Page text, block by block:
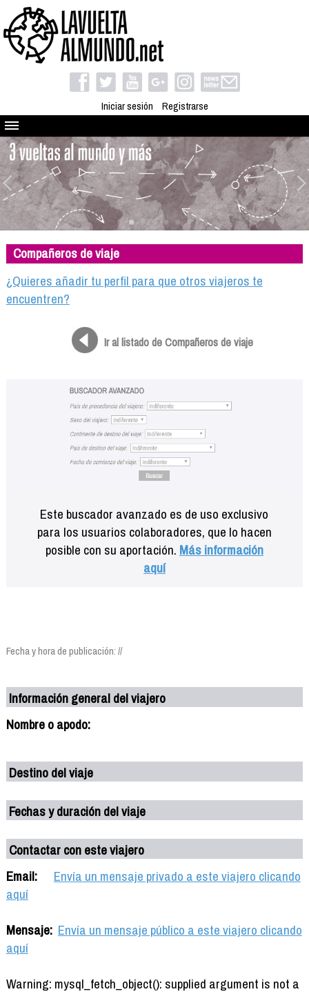
Iniciar sesión Registrarse
Quienes somos
El proyecto
Blog
Viaja con nosotros
Camino solidario
Libros
Compañeros de viaje
Compañeros de viaje
¿Quieres añadir tu perfil para que otros viajeros te
encuentren?
Ir al listado de Compañeros de viaje
Este buscador avanzado es de uso exclusivo
para los usuarios colaboradores, que lo hacen
posible con su aportación. Más información
aquí
Fecha y hora de publicación: //
Información general del viajero
Nombre o apodo:
Destino del viaje
Fechas y duración del viaje
Contactar con este viajero
Email:
Envía un mensaje privado a este viajero clicando
aquí
Mensaje: Envía un mensaje público a este viajero clicando
aquí
Warning: mysql_fetch_object(): supplied argument is not a